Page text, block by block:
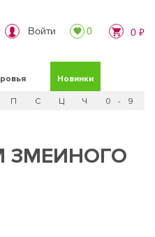
Войти 0 0 ₽
Новинки
П С Ц Ч 0 - 9
ЗМЕИНОГО